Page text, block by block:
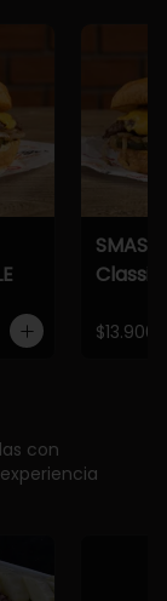
Classic
$13.900
con